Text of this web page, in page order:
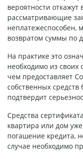
вероятности
рассматривающие
неплатежеспособен,
возвратом суммы по
На практике это
необходимо из своих
чем предоставляет
собственных
подтвердит
Средства
квартира или дом
погашение кредита,
случае необходимо